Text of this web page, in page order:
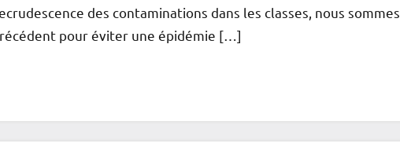
des contaminations dans les classes, nous sommes
pour éviter une épidémie […]